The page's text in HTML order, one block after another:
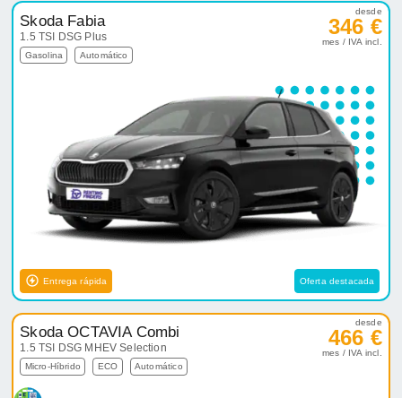
Skoda Fabia
1.5 TSI DSG Plus
Gasolina Automático
desde
346 €
mes / IVA incl.
Entrega rápida Oferta destacada
Skoda OCTAVIA Combi
1.5 TSI DSG MHEV Selection
Micro-Híbrido ECO Automático
desde
466 €
mes / IVA incl.